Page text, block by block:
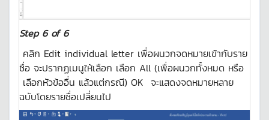
Step 6of 6
คลิก Edit individual letter เพื่อผนวกจดหมายเข้ากับราย
ชื่อ จะปรากฏเมนูให้เลือก เลือก All (เพื่อผนวกทั้งหมด หรือ
เลือกหัวข้ออื่น แล้วแต่กรณี) OK จะแสดงจดหมายหลาย
ฉบับโดยรายชื่อเปลี่ยนไป